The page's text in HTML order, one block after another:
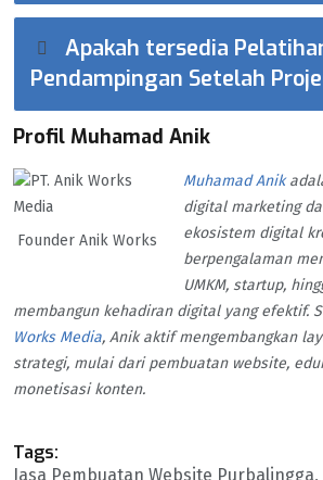
Apakah tersedia
Pendampingan Setelah
Profil Muhamad Anik
Founder Anik Works
Muhamad Anik
digital marketing
ekosistem digital
berpengalaman
UMKM, startup,
membangun kehadiran digital yang efektif.
Works Media, Anik aktif mengembangkan
strategi, mulai dari pembuatan website,
monetisasi konten.
Tags:
Jasa Pembuatan Website Purbalingga